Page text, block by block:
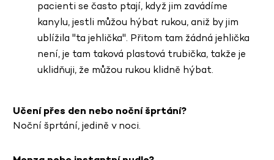
pacienti se často ptají, když jim zavádíme
kanylu, jestli můžou hýbat rukou, aniž by jim
ublížila "ta jehlička". Přitom tam žádná jehlička
není, je tam taková plastová trubička, takže je
uklidňuji, že můžou rukou klidně hýbat.
Učení přes den nebo noční šprtání?
Noční šprtání, jedině v noci.